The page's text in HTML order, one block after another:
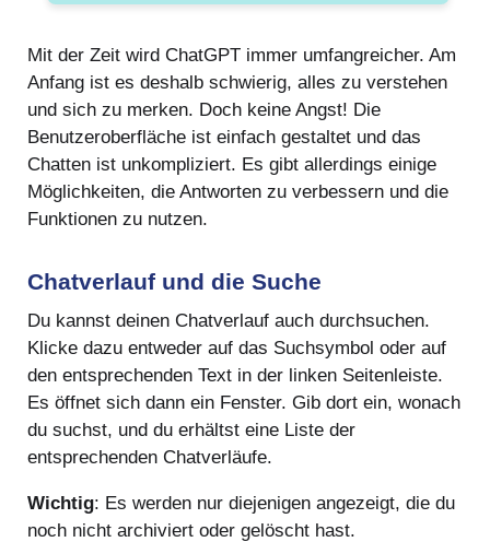
Mit der Zeit wird ChatGPT immer umfangreicher. Am
Anfang ist es deshalb schwierig, alles zu verstehen
und sich zu merken. Doch keine Angst! Die
Benutzeroberfläche ist einfach gestaltet und das
Chatten ist unkompliziert. Es gibt allerdings einige
Möglichkeiten, die Antworten zu verbessern und die
Funktionen zu nutzen.
Chatverlauf und die Suche
Du kannst deinen Chatverlauf auch durchsuchen.
Klicke dazu entweder auf das Suchsymbol oder auf
den entsprechenden Text in der linken Seitenleiste.
Es öffnet sich dann ein Fenster. Gib dort ein, wonach
du suchst, und du erhältst eine Liste der
entsprechenden Chatverläufe.
Wichtig: Es werden nur diejenigen angezeigt, die du
noch nicht archiviert oder gelöscht hast.